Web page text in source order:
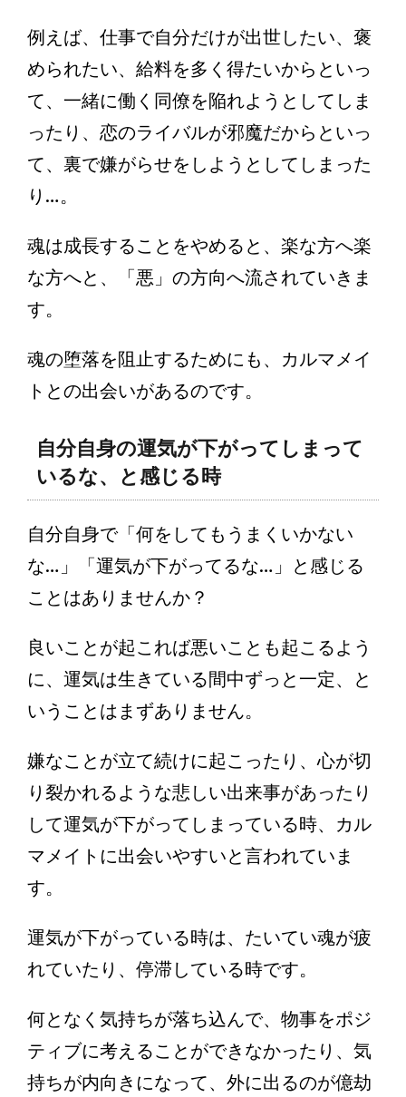
例えば、仕事で自分だけが出世したい、褒
められたい、給料を多く得たいからといっ
て、一緒に働く同僚を陥れようとしてしま
ったり、恋のライバルが邪魔だからといっ
て、裏で嫌がらせをしようとしてしまった
り…。
魂は成長することをやめると、楽な方へ楽
な方へと、「悪」の方向へ流されていきま
す。
魂の堕落を阻止するためにも、カルマメイ
トとの出会いがあるのです。
自分自身の運気が下がってしまって
いるな、と感じる時
自分自身で「何をしてもうまくいかない
な…」「運気が下がってるな…」と感じる
ことはありませんか？
良いことが起これば悪いことも起こるよう
に、運気は生きている間中ずっと一定、と
いうことはまずありません。
嫌なことが立て続けに起こったり、心が切
り裂かれるような悲しい出来事があったり
して運気が下がってしまっている時、カル
マメイトに出会いやすいと言われていま
す。
運気が下がっている時は、たいてい魂が疲
れていたり、停滞している時です。
何となく気持ちが落ち込んで、物事をポジ
ティブに考えることができなかったり、気
持ちが内向きになって、外に出るのが億劫